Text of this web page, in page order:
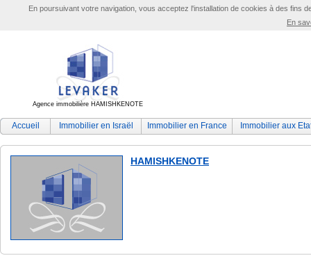
En poursuivant votre navigation, vous acceptez l'installation de cookies à des
En
Agence immobilière HAMISHKENOTE
Accueil Immobilier en Israël Immobilier en France Immobilier aux
HAMISHKENOTE